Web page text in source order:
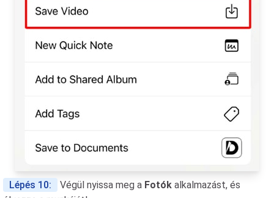
Lépés 10: Végül nyissa meg a Fotók alkalmazást, és